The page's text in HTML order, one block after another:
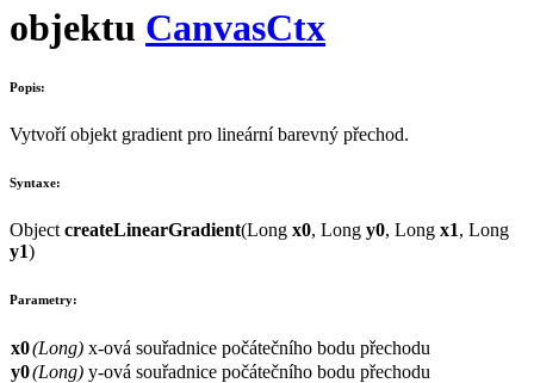
objektu CanvasCtx
Popis:
Vytvoří objekt gradient pro lineární barevný přechod.
Syntaxe:
Object createLinearGradient(Long x0, Long y0, Long x1, Long
y1)
Parametry:
x0(Long) x-ová souřadnice počátečního bodu přechodu
y0(Long) y-ová souřadnice počátečního bodu přechodu